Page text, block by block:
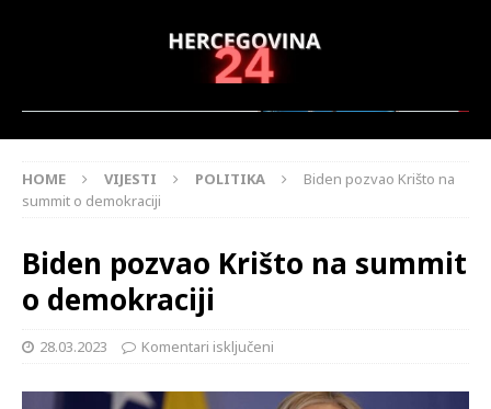
HOME VIJESTI POLITIKA
Biden pozvao Krišto na
summit o demokraciji
Biden pozvao Krišto na summit